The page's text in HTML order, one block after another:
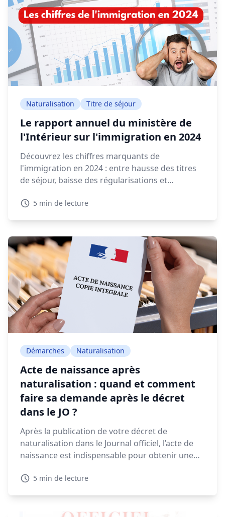
Naturalisation Titre de séjour
Le rapport annuel du ministère de
l'Intérieur sur l'immigration en 2024
Découvrez les chiffres marquants de
l'immigration en 2024 : entre hausse des titres
de séjour, baisse des régularisations et
migratoire soulève de vifs débats.
5 min de lecture
Démarches Naturalisation
Acte de naissance après
naturalisation : quand et comment
faire sa demande après le décret
dans le JO ?
Après la publication de votre décret de
naturalisation dans le Journal officiel, l’acte de
naissance est indispensable pour obtenir une
administratives. Voyons dans ce guide quand et
5 min de lecture